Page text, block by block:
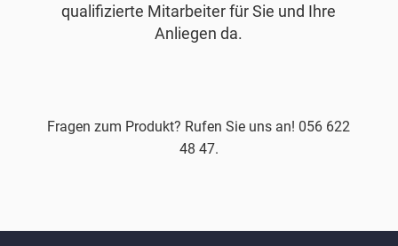
qualifizierte Mitarbeiter für Sie und Ihre
Anliegen da.
Fragen zum Produkt? Rufen Sie uns an! 056 622
48 47.